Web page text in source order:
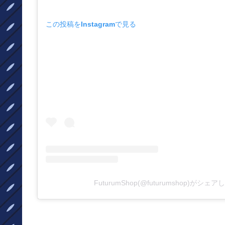
この投稿をInstagramで見る
FuturumShop(@futurumshop)がシェア